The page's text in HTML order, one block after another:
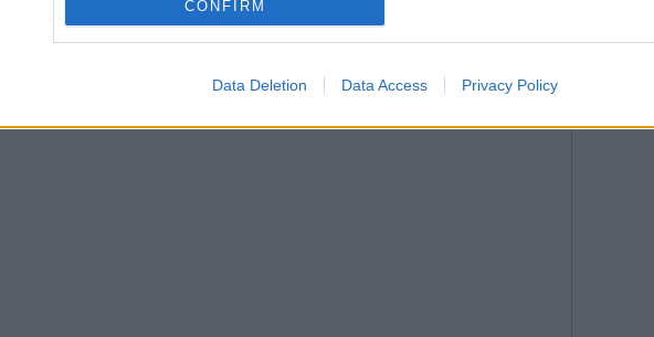
CONFIRM
Data Deletion Data Access Privacy Policy